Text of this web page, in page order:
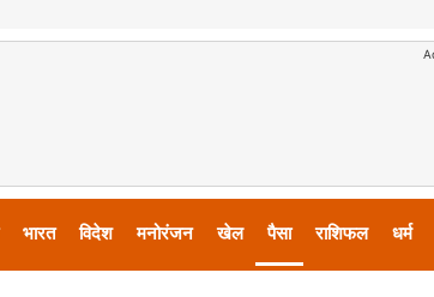
भारत विदेश मनोरंजन खेल पैसा राशिफल धर्म